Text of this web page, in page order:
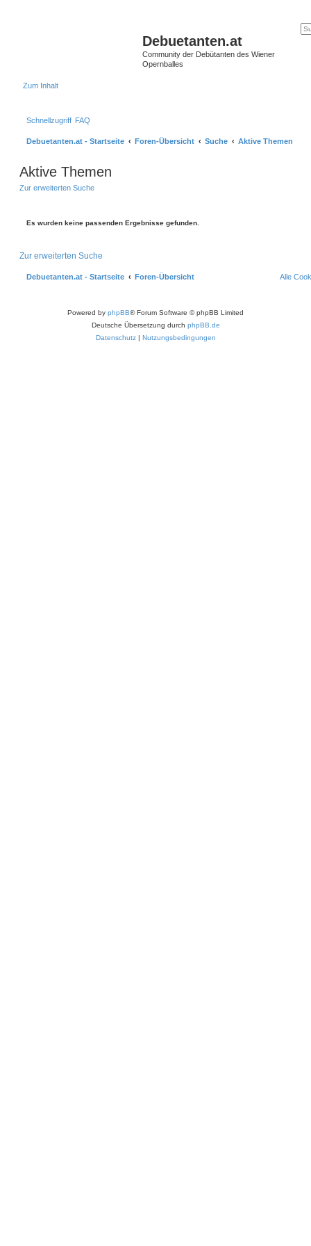
Debuetanten.at
Community der Debütanten des Wiener
Opernballes
Zum Inhalt
Schnellzugriff FAQ
Debuetanten.at - Startseite Foren-Übersicht Suche Aktive Themen
Aktive Themen
Zur erweiterten Suche
Es wurden keine passenden Ergebnisse gefunden.
Zur erweiterten Suche
Debuetanten.at - Startseite Foren-Übersicht Alle
Powered by phpBB® Forum Software © phpBB Limited
Deutsche Übersetzung durch phpBB.de
Datenschutz | Nutzungsbedingungen